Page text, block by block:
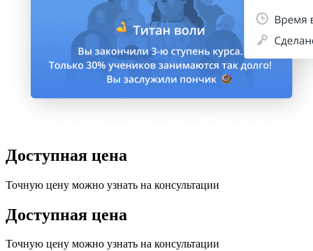
Доступная цена
Точную цену можно узнать на консультации
Доступная цена
Точную цену можно узнать на консультации